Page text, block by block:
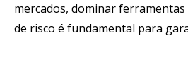
mercados, dominar ferramentas
de risco é fundamental para